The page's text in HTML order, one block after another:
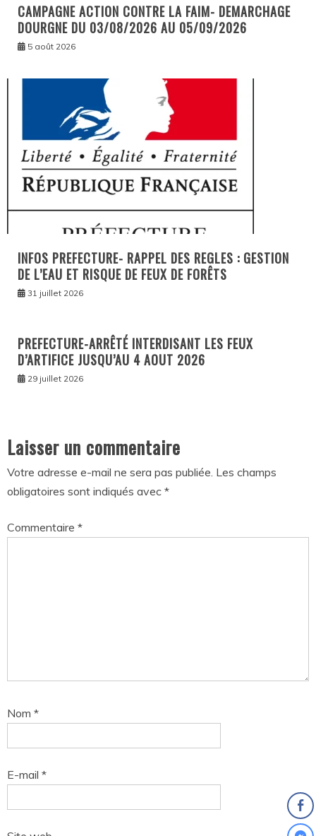
CAMPAGNE ACTION CONTRE LA FAIM- DEMARCHAGE
DOURGNE DU 03/08/2026 AU 05/09/2026
5 août 2026
INFOS PREFECTURE- RAPPEL DES REGLES : GESTION
DE L’EAU ET RISQUE DE FEUX DE FORÊTS
31 juillet 2026
PREFECTURE-ARRÊTÉ INTERDISANT LES FEUX
D’ARTIFICE JUSQU’AU 4 AOUT 2026
29 juillet 2026
Laisser un commentaire
Votre adresse e-mail ne sera pas publiée. Les champs
obligatoires sont indiqués avec *
Commentaire *
Nom *
E-mail *